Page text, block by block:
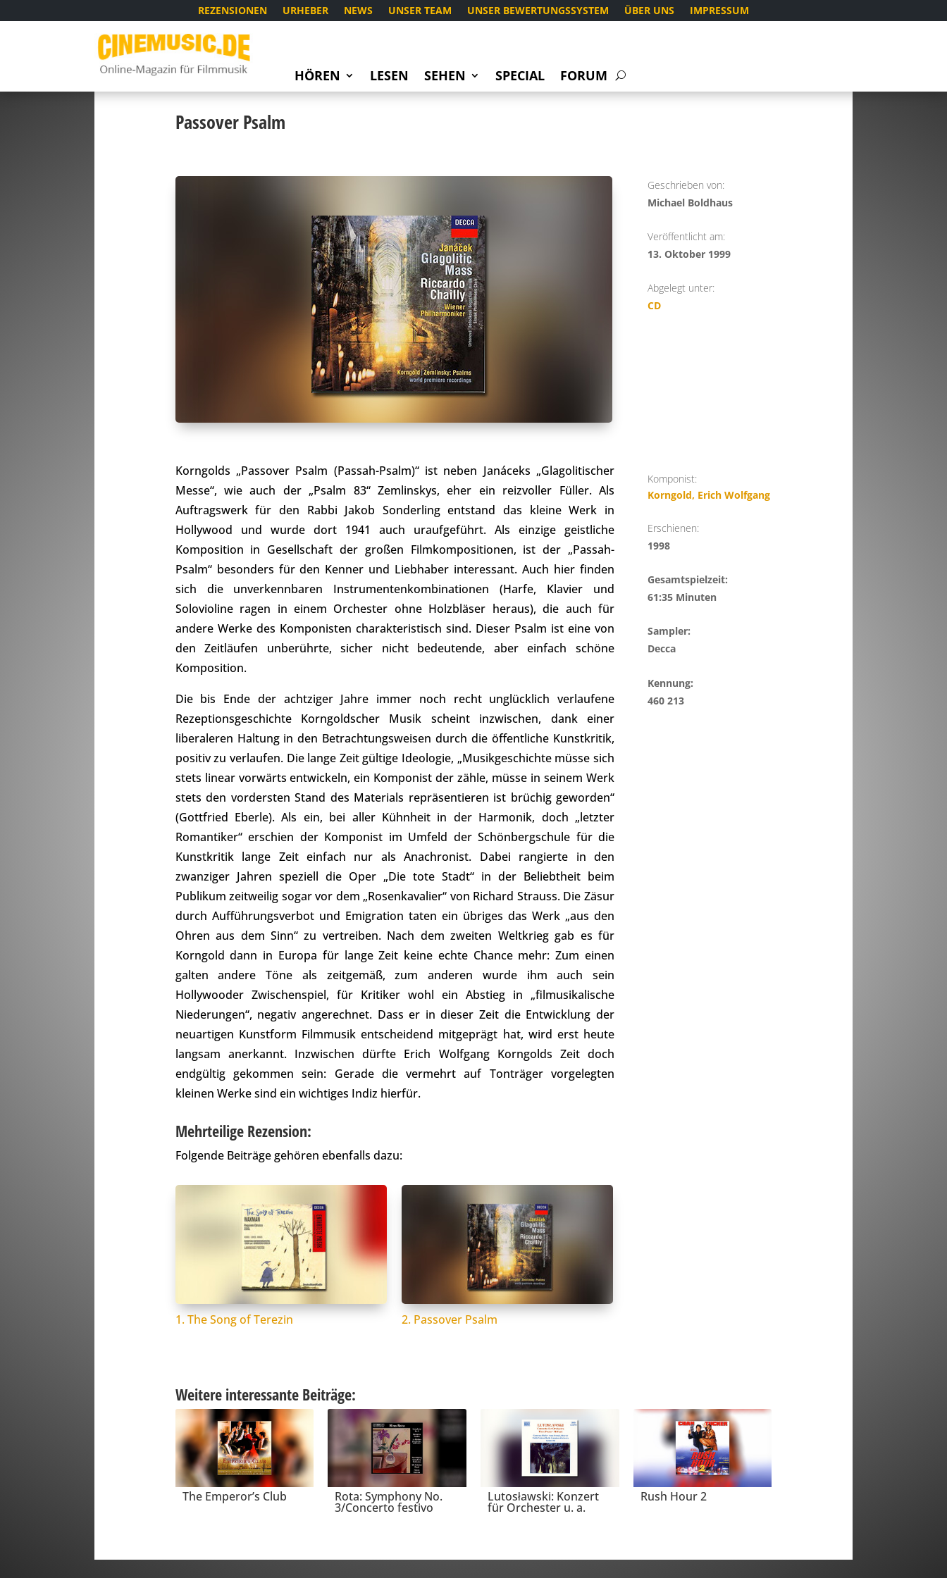
REZENSIONEN URHEBER NEWS UNSER TEAM UNSER BEWERTUNGSSYSTEM ÜBER UNS IMPRESSUM
HÖREN LESEN SEHEN SPECIAL FORUM
Passover Psalm
Geschrieben von:
Michael Boldhaus
Veröffentlicht am:
13. Oktober 1999
Abgelegt unter:
CD
Korngolds „Passover Psalm (Passah-Psalm)“ ist neben Janáceks „Glagolitischer
Messe“, wie auch der „Psalm 83“ Zemlinskys, eher ein reizvoller Füller. Als
Auftragswerk für den Rabbi Jakob Sonderling entstand das kleine Werk in
Hollywood und wurde dort 1941 auch uraufgeführt. Als einzige geistliche
Komposition in Gesellschaft der großen Filmkompositionen, ist der „Passah-
Psalm“ besonders für den Kenner und Liebhaber interessant. Auch hier finden
sich die unverkennbaren Instrumentenkombinationen (Harfe, Klavier und
Solovioline ragen in einem Orchester ohne Holzbläser heraus), die auch für
andere Werke des Komponisten charakteristisch sind. Dieser Psalm ist eine von
den Zeitläufen unberührte, sicher nicht bedeutende, aber einfach schöne
Komposition.
Die bis Ende der achtziger Jahre immer noch recht unglücklich verlaufene
Rezeptionsgeschichte Korngoldscher Musik scheint inzwischen, dank einer
liberaleren Haltung in den Betrachtungsweisen durch die öffentliche Kunstkritik,
positiv zu verlaufen. Die lange Zeit gültige Ideologie, „Musikgeschichte müsse sich
stets linear vorwärts entwickeln, ein Komponist der zähle, müsse in seinem Werk
stets den vordersten Stand des Materials repräsentieren ist brüchig geworden“
(Gottfried Eberle). Als ein, bei aller Kühnheit in der Harmonik, doch „letzter
Romantiker“ erschien der Komponist im Umfeld der Schönbergschule für die
Kunstkritik lange Zeit einfach nur als Anachronist. Dabei rangierte in den
zwanziger Jahren speziell die Oper „Die tote Stadt“ in der Beliebtheit beim
Publikum zeitweilig sogar vor dem „Rosenkavalier“ von Richard Strauss. Die Zäsur
durch Aufführungsverbot und Emigration taten ein übriges das Werk „aus den
Ohren aus dem Sinn“ zu vertreiben. Nach dem zweiten Weltkrieg gab es für
Korngold dann in Europa für lange Zeit keine echte Chance mehr: Zum einen
galten andere Töne als zeitgemäß, zum anderen wurde ihm auch sein
Hollywooder Zwischenspiel, für Kritiker wohl ein Abstieg in „filmusikalische
Niederungen“, negativ angerechnet. Dass er in dieser Zeit die Entwicklung der
neuartigen Kunstform Filmmusik entscheidend mitgeprägt hat, wird erst heute
langsam anerkannt. Inzwischen dürfte Erich Wolfgang Korngolds Zeit doch
endgültig gekommen sein: Gerade die vermehrt auf Tonträger vorgelegten
kleinen Werke sind ein wichtiges Indiz hierfür.
Mehrteilige Rezension:
Folgende Beiträge gehören ebenfalls dazu:
1. The Song of Terezin 2. Passover Psalm
Komponist:
Korngold, Erich Wolfgang
Erschienen:
1998
Gesamtspielzeit:
61:35 Minuten
Sampler:
Decca
Kennung:
460 213
Weitere interessante Beiträge:
The Emperor’s Club Rota: Symphony No.
3/Concerto festivo
Lutosławski: Konzert
für Orchester u. a.
Rush Hour 2